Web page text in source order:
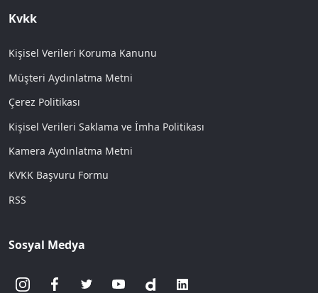
Kvkk
Kişisel Verileri Koruma Kanunu
Müşteri Aydınlatma Metni
Çerez Politikası
Kişisel Verileri Saklama ve İmha Politikası
Kamera Aydınlatma Metni
KVKK Başvuru Formu
RSS
Sosyal Medya